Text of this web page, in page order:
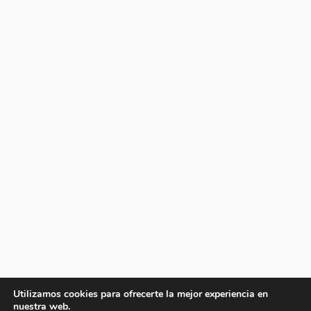
Utilizamos cookies para ofrecerte la mejor experiencia en
nuestra web.